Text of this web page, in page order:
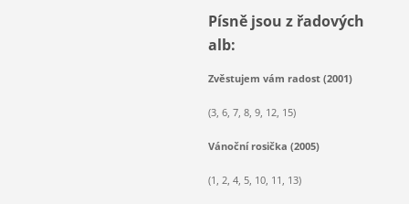
Písně jsou z řadových
alb:
Zvěstujem vám radost (2001)
(3, 6, 7, 8, 9, 12, 15)
Vánoční rosička (2005)
(1, 2, 4, 5, 10, 11, 13)